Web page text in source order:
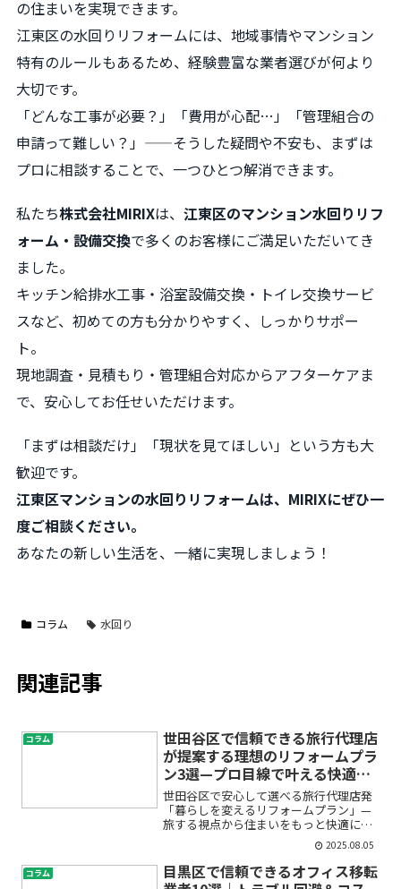
の住まいを実現できます。
江東区の水回りリフォームには、地域事情やマンション
特有のルールもあるため、経験豊富な業者選びが何より
大切です。
「どんな工事が必要？」「費用が心配…」「管理組合の
申請って難しい？」——そうした疑問や不安も、まずは
プロに相談することで、一つひとつ解消できます。
私たち株式会社MIRIXは、 江東区のマンション水回りリフ
ォーム・設備交換で多くのお客様にご満足いただいてき
ました。
キッチン給排水工事・浴室設備交換・トイレ交換サービ
スなど、初めての方も分かりやすく、しっかりサポー
ト。
現地調査・見積もり・管理組合対応からアフターケアま
で、安心してお任せいただけます。
「まずは相談だけ」「現状を見てほしい」という方も大
歓迎です。
江東区マンションの水回りリフォームは、MIRIXにぜひ一
度ご相談ください。
あなたの新しい生活を、一緒に実現しましょう！
コラム 水回り
関連記事
コラム
世田谷区で信頼できる旅行代理店
が提案する理想のリフォームプラ
ン3選—プロ目線で叶える快適な
住まい
世田谷区で安心して選べる旅行代理店発
「暮らしを変えるリフォームプラン」—
旅する視点から住まいをもっと快適に
「世田谷区で理想のリフォームをしたい
けど、どこに相談すればいいの？」「自
分に合ったプランが分からず不安…」
「そもそも旅行代理店がリフォ...
2025.08.05
コラム
目黒区で信頼できるオフィス移転